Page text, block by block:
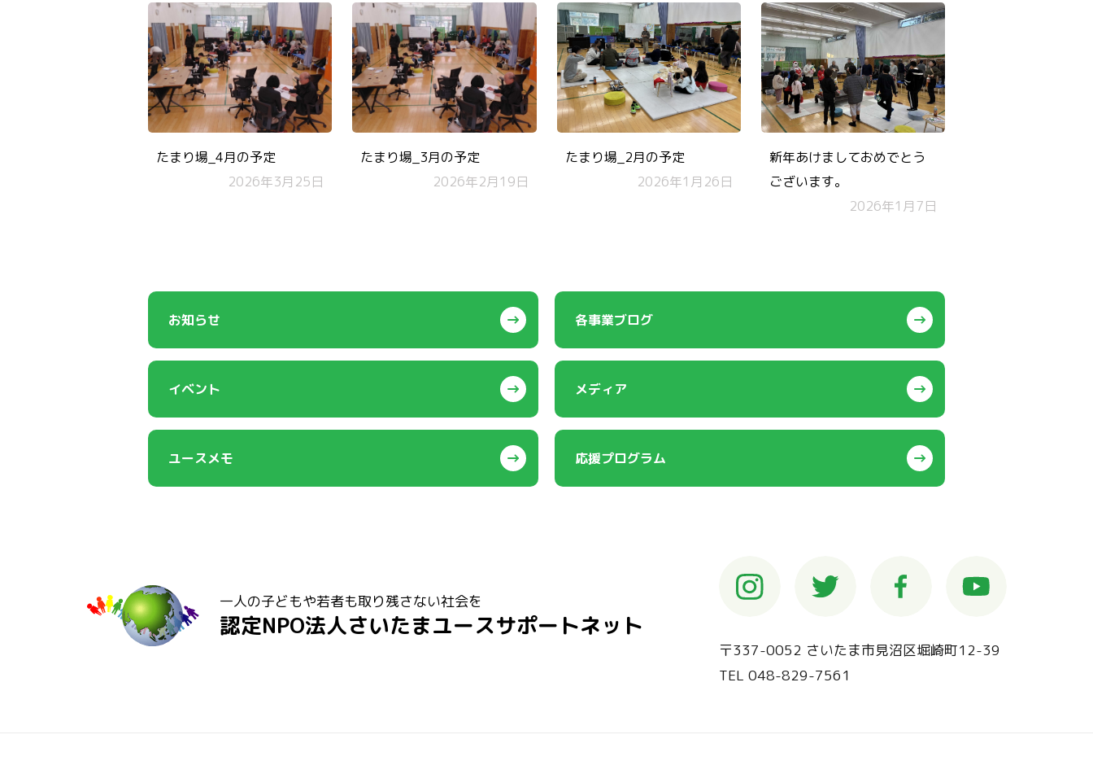
たまり場_4月の予定
2026年3月25日
たまり場_3月の予定
2026年2月19日
たまり場_2月の予定
2026年1月26日
新年あけましておめでとう
ございます。
2026年1月7日
お知らせ 各事業ブログ
イベント メディア
ユースメモ 応援プログラム
一人の子どもや若者も取り残さない社会を
認定NPO法人さいたまユースサポートネット
〒337-0052 さいたま市見沼区堀崎町12-39
TEL 048-829-7561